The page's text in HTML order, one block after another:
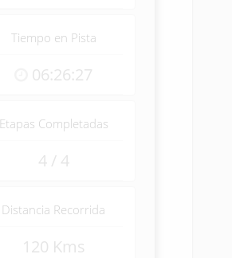
Tiempo en Pista
06:26:27
Etapas Completadas
4 / 4
Distancia Recorrida
120 Kms